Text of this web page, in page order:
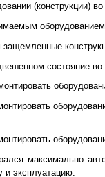
(конструкции)
защемленные
состояние
максимально
и эксплуатацию.